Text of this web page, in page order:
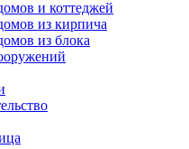
и коттеджей
из кирпича
из блока